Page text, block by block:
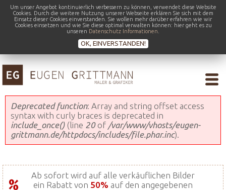
Um unser Angebot kontinuierlich verbessern zu können, verwendet diese Website
Cookies. Durch die weitere Nutzung unserer Webseite erklären Sie sich mit dem
Einsatz dieser Cookies einverstanden. Sie wollen mehr darüber erfahren wie wir
Cookies einsetzen und wie Sie diese optimal verwalten können: hier geht es zu
unseren Datenschutz Informationen
OK, EINVERSTANDEN!
Fehlermeldung
Deprecated function: Array and string offset access
syntax with curly braces is deprecated in
include_once()(line 20of /var/www/vhosts/eugen-
grittmann.de/httpdocs/includes/file.phar.inc).
Ab sofort wird auf alle verkäuflichen Bilder
ein Rabatt von 50% auf den angegebenen